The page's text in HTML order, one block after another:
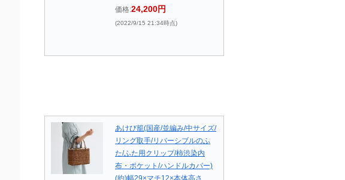
価格:24,200円
(2022/9/15 21:34時点)
あけび籠(国産/並編み/中サイズ/
リング取手/リバーシブルのふ
た/ふた用クリップ/柿渋染内
布・ポケット/ハンドルカバー)
(約)幅29×マチ12×本体高さ